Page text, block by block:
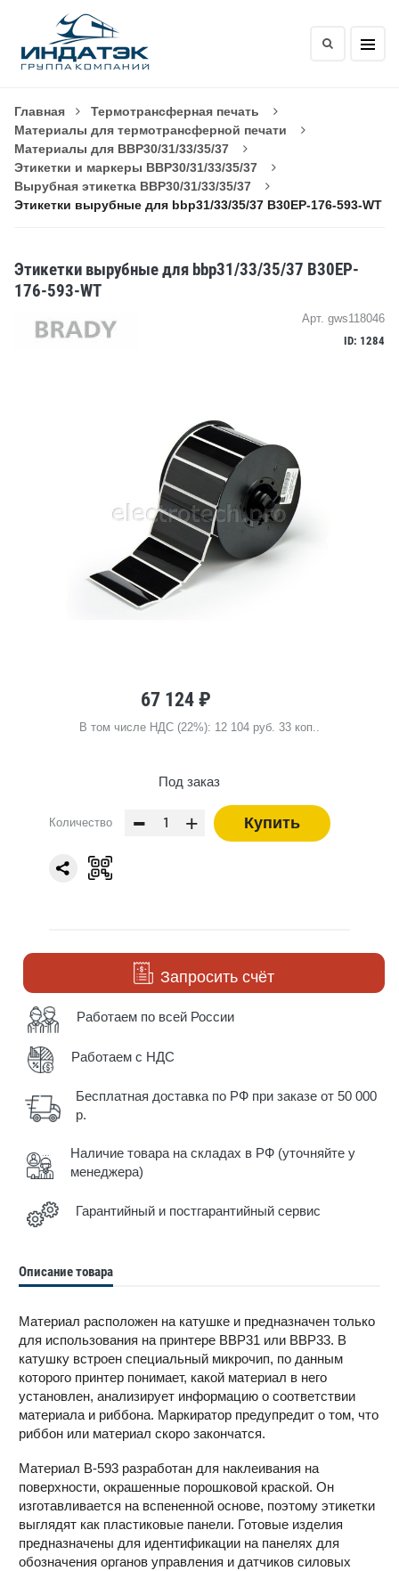
Главная
Термотрансферная печать
Материалы для термотрансферной печати
Материалы для BBP30/31/33/35/37
Этикетки и маркеры BBP30/31/33/35/37
Вырубная этикетка BBP30/31/33/35/37
Этикетки вырубные для bbp31/33/35/37 B30EP-176-593-WT
Этикетки вырубные для bbp31/33/35/37 B30EP-
176-593-WT
Арт. gws118046
ID: 1284
67 124 ₽
В том числе НДС (22%): 12 104 руб. 33 коп..
Под заказ
Количество - + Купить
Запросить счёт
Работаем по всей России
Работаем с НДС
Бесплатная доставка по РФ при заказе от 50 000
р.
Наличие товара на складах в РФ (уточняйте у
менеджера)
Гарантийный и постгарантийный сервис
Описание товара
Материал расположен на катушке и предназначен только
для использования на принтере BBP31 или BBP33. В
катушку встроен специальный микрочип, по данным
которого принтер понимает, какой материал в него
установлен, анализирует информацию о соответствии
материала и риббона. Маркиратор предупредит о том, что
риббон или материал скоро закончатся.
Материал В-593 разработан для наклеивания на
поверхности, окрашенные порошковой краской. Он
изготавливается на вспененной основе, поэтому этикетки
выглядят как пластиковые панели. Готовые изделия
предназначены для идентификации на панелях для
обозначения органов управления и датчиков силовых